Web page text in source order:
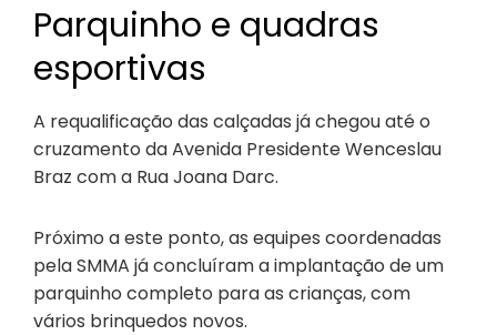
Parquinho e quadras
esportivas
A requalificação das calçadas já chegou até o
cruzamento da Avenida Presidente Wenceslau
Braz com a Rua Joana Darc.
Próximo a este ponto, as equipes coordenadas
pela SMMA já concluíram a implantação de um
parquinho completo para as crianças, com
vários brinquedos novos.